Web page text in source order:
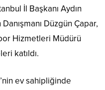
İl Başkanı Aydın
Düzgün Çapar,
Hizmetleri Müdürü
katıldı.
ev sahipliğinde